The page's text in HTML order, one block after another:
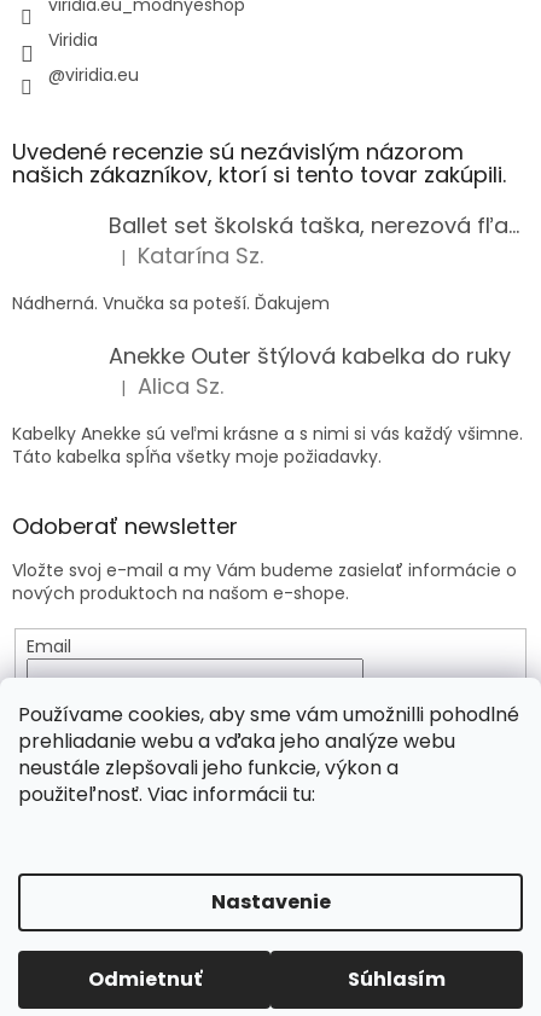
Používame cookies, aby sme vám umožnilli pohodlné
prehliadanie webu a vďaka jeho analýze webu
neustále zlepšovali jeho funkcie, výkon a
použiteľnosť. Viac informácii tu:
Nastavenie
Odmietnuť Súhlasím
Objednávky prijaté od 3.8. do 6.8.2026 budú odoslané v
Viridia
@viridia.eu
Uvedené recenzie sú nezávislým názorom
našich zákazníkov, ktorí si tento tovar zakúpili.
Ballet set školská taška, nerezová fľaša a plný peračník s motívom baletky pre dievča
Hodnotenie produktu je 5 z 5 hviezdičiek.
| Katarína Sz.
Nádherná. Vnučka sa poteší. Ďakujem
Anekke Outer štýlová kabelka do ruky
Hodnotenie produktu je 5 z 5 hviezdičiek.
| Alica Sz.
Kabelky Anekke sú veľmi krásne a s nimi si vás každý všimne.
Táto kabelka spĺňa všetky moje požiadavky.
Odoberať newsletter
Vložte svoj e-mail a my Vám budeme zasielať informácie o
nových produktoch na našom e-shope.
Email
osobných údajov
PRIHLÁSIŤ SA
Copyright 2026Viridia.eu. Všetky práva vyhradené.
Upraviť nastavenie cookies